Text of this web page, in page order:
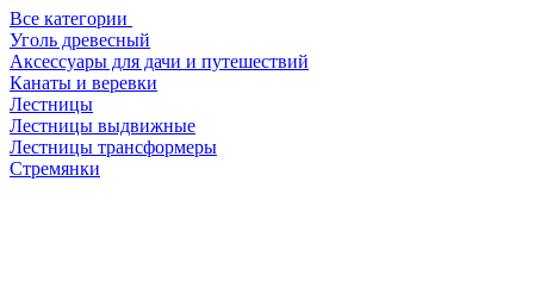
Все категории
Уголь древесный
Аксессуары для дачи и путешествий
Канаты и веревки
Лестницы
Лестницы выдвижные
Лестницы трансформеры
Стремянки